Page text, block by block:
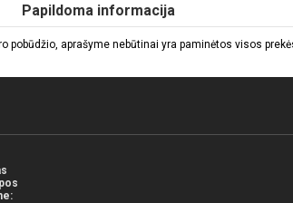
Papildoma informacija
aprašyme nebūtinai yra paminėtos visos